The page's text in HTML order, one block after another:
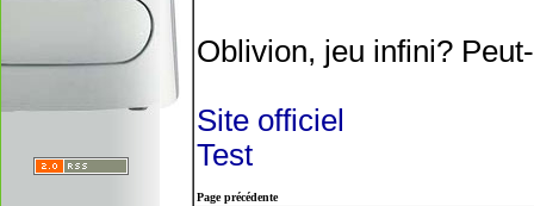
Oblivion, jeu infini?
Site officiel
Test
Page précédente